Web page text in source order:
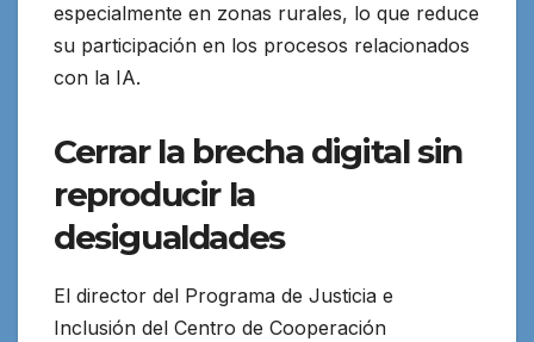
especialmente en zonas rurales, lo que reduce
su participación en los procesos relacionados
con la IA.
Cerrar la brecha digital sin
reproducir la
desigualdades
El director del Programa de Justicia e
Inclusión del Centro de Cooperación